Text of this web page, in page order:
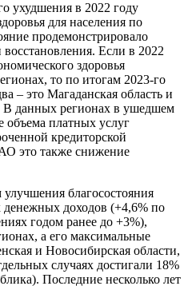
ухудшения в 2022 году
для населения по
продемонстрировало
Если в 2022
здоровья
то по итогам 2023-го
– это Магаданская область и
данных регионах в ушедшем
объема платных услуг
кредиторской
это также снижение
благосостояния
денежных доходов (+4,6% по
годом ранее до +3%),
а его максимальные
и Новосибирская области,
случаях достигали 18%
Последние несколько лет